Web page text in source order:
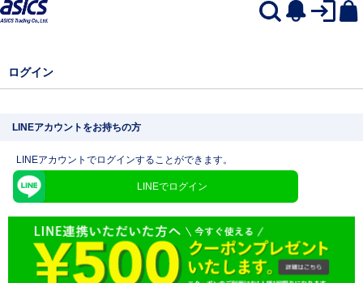
ログイン
LINEアカウントをお持ちの方
LINEアカウントでログインすることができます。
LINEでログイン